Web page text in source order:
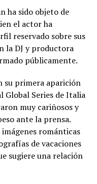
ha sido objeto de
el actor ha
reservado sobre sus
la DJ y productora
públicamente.
su primera aparición
Global Series de Italia
muy cariñosos y
ante la prensa.
románticas
de vacaciones
sugiere una relación